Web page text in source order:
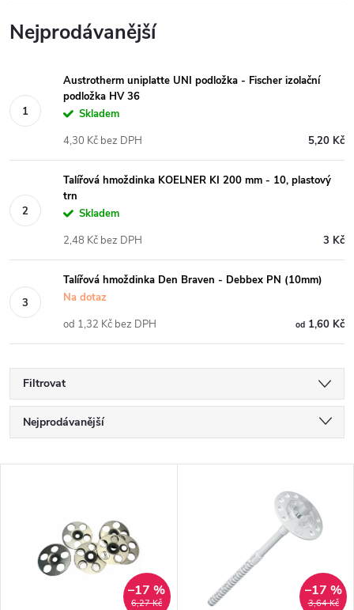
Nejprodávanější
Austrotherm uniplatte UNI podložka - Fischer izolační
podložka HV 36
Skladem
5,20 Kč
4,30 Kč bez DPH
Talířová hmoždinka KOELNER KI 200 mm - 10, plastový
trn
Skladem
3 Kč
2,48 Kč bez DPH
Talířová hmoždinka Den Braven - Debbex PN (10mm)
Na dotaz
od1,60 Kč
od 1,32 Kč bez DPH
Filtrovat
Ř
a
Nejprodávanější
6,27 Kč
–17 %
3,64 Kč
–17 %